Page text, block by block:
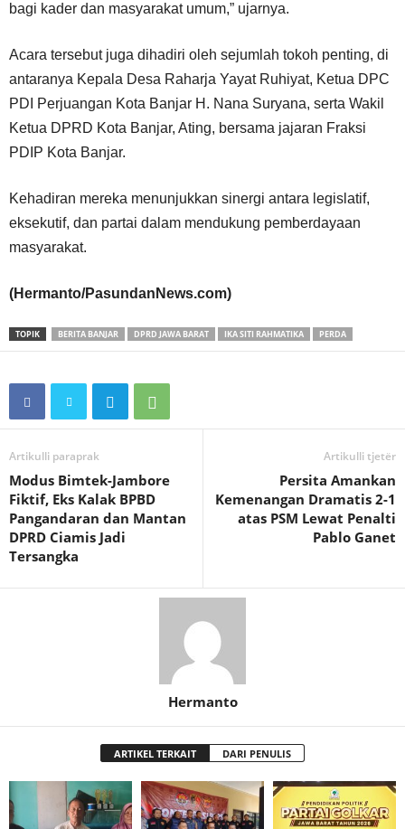
bagi kader dan masyarakat umum,” ujarnya.
Acara tersebut juga dihadiri oleh sejumlah tokoh penting, di
antaranya Kepala Desa Raharja Yayat Ruhiyat, Ketua DPC
PDI Perjuangan Kota Banjar H. Nana Suryana, serta Wakil
Ketua DPRD Kota Banjar, Ating, bersama jajaran Fraksi
PDIP Kota Banjar.
Kehadiran mereka menunjukkan sinergi antara legislatif,
eksekutif, dan partai dalam mendukung pemberdayaan
masyarakat.
(Hermanto/PasundanNews.com)
TOPIK BERITA BANJAR DPRD JAWA BARAT IKA SITI RAHMATIKA PERDA
Artikulli paraprak
Modus Bimtek-Jambore
Fiktif, Eks Kalak BPBD
Pangandaran dan Mantan
DPRD Ciamis Jadi
Tersangka
Artikulli tjetër
Persita Amankan
Kemenangan Dramatis 2-1
atas PSM Lewat Penalti
Pablo Ganet
Hermanto
ARTIKEL TERKAIT DARI PENULIS